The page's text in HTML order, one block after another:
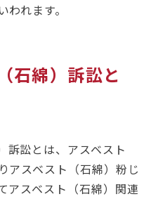
れます。
石綿）訴訟と
訴訟とは、アスベスト
アスベスト（石綿）粉じ
アスベスト（石綿）関連